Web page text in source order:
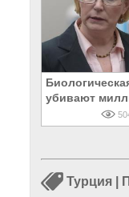
убивают
Турция